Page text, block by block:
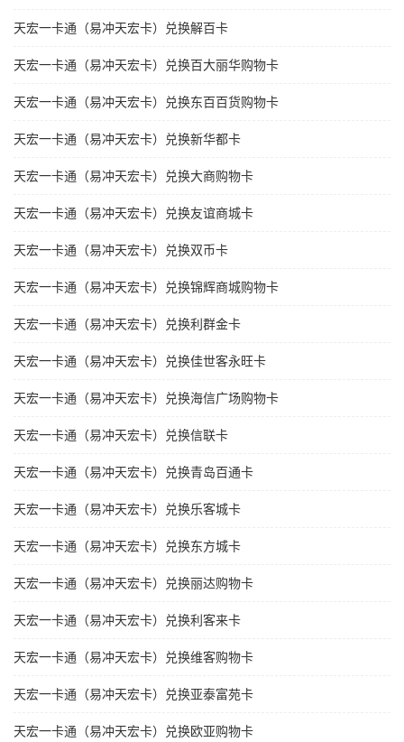
天宏一卡通（易冲天宏卡）兑换解百卡
天宏一卡通（易冲天宏卡）兑换百大丽华购物卡
天宏一卡通（易冲天宏卡）兑换东百百货购物卡
天宏一卡通（易冲天宏卡）兑换新华都卡
天宏一卡通（易冲天宏卡）兑换大商购物卡
天宏一卡通（易冲天宏卡）兑换友谊商城卡
天宏一卡通（易冲天宏卡）兑换双币卡
天宏一卡通（易冲天宏卡）兑换锦辉商城购物卡
天宏一卡通（易冲天宏卡）兑换利群金卡
天宏一卡通（易冲天宏卡）兑换佳世客永旺卡
天宏一卡通（易冲天宏卡）兑换海信广场购物卡
天宏一卡通（易冲天宏卡）兑换信联卡
天宏一卡通（易冲天宏卡）兑换青岛百通卡
天宏一卡通（易冲天宏卡）兑换乐客城卡
天宏一卡通（易冲天宏卡）兑换东方城卡
天宏一卡通（易冲天宏卡）兑换丽达购物卡
天宏一卡通（易冲天宏卡）兑换利客来卡
天宏一卡通（易冲天宏卡）兑换维客购物卡
天宏一卡通（易冲天宏卡）兑换亚泰富苑卡
天宏一卡通（易冲天宏卡）兑换欧亚购物卡